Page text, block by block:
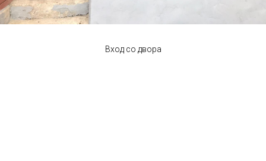
Вход со двора